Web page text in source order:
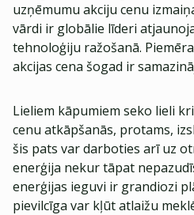
uzņēmumu akciju cenu
vārdi ir globālie līderi
tehnoloģiju ražošanā.
akcijas cena šogad ir
Lieliem kāpumiem seko lieli
cenu atkāpšanās, protams,
šis pats var darboties arī uz
enerģija nekur tāpat
enerģijas ieguvi ir grandiozi
pievilcīga var kļūt atlaižu